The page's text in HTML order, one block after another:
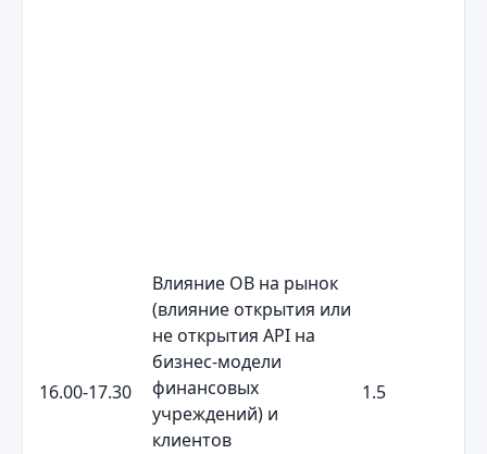
16.00-17.30
Влияние OB на рынок
(влияние открытия или
не открытия API на
бизнес-модели
финансовых
учреждений) и
клиентов
1.5